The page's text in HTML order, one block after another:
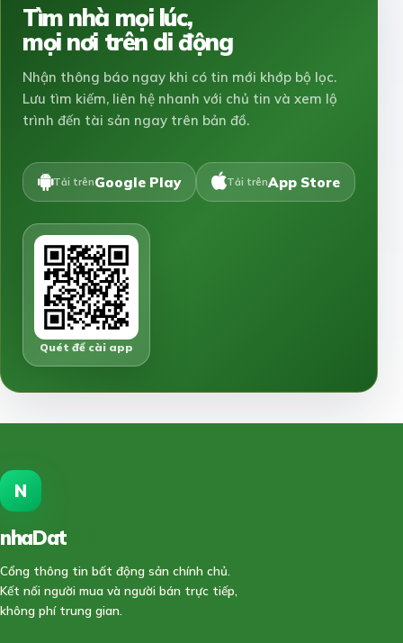
Tìm nhà mọi lúc,
mọi nơi trên di động
Nhận thông báo ngay khi có tin mới khớp bộ lọc.
Lưu tìm kiếm, liên hệ nhanh với chủ tin và xem lộ
trình đến tài sản ngay trên bản đồ.
Tải trênGoogle Play Tải trênApp Store
Quét để cài app
N
nhaDat
Cổng thông tin bất động sản chính chủ.
Kết nối người mua và người bán trực tiếp,
không phí trung gian.